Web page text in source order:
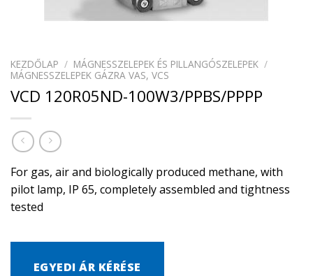
KEZDŐLAP / MÁGNESSZELEPEK ÉS PILLANGÓSZELEPEK /
MÁGNESSZELEPEK GÁZRA VAS, VCS
VCD 120R05ND-100W3/PPBS/PPPP
For gas, air and biologically produced methane, with
pilot lamp, IP 65, completely assembled and tightness
tested
EGYEDI ÁR KÉRÉSE